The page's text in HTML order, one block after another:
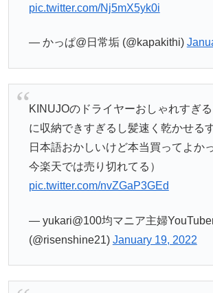
pic.twitter.com/Nj5mX5yk0i
— かっぱ@日常垢 (@kapakithi)
KINUJOのドライヤーおしゃれすぎ
に収納できすぎるし髪速く乾かせる
日本語おかしいけど本当買ってよか
今楽天では売り切れてる）
pic.twitter.com/nvZGaP3GEd
— yukari@100均マニア主婦
(@risenshine21) January 19, 2022